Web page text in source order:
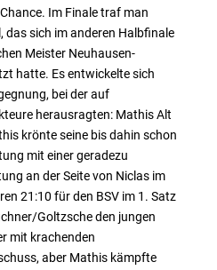
Im Finale traf man
das sich im anderen Halbfinale
Meister Neuhausen-
hatte. Es entwickelte sich
bei der auf
herausragten: Mathis Alt
krönte seine bis dahin schon
mit einer geradezu
an der Seite von Niclas im
21:10 für den BSV im 1. Satz
Goltzsche den jungen
mit krachenden
aber Mathis kämpfte